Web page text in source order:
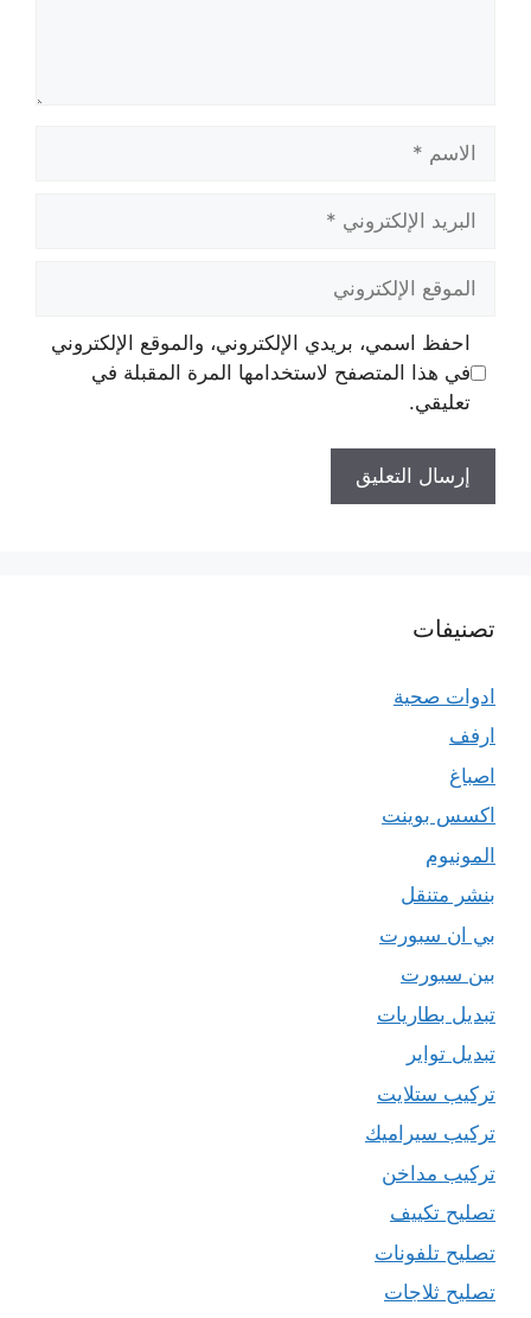
الاسم
البريد
الإلكتروني
الموقع
الإلكتروني
احفظ اسمي، بريدي الإلكتروني، والموقع الإلكتروني
في هذا المتصفح لاستخدامها المرة المقبلة في
تعليقي.
تصنيفات
ادوات صحية
ارفف
اصباغ
اكسس بوينت
المونيوم
بنشر متنقل
بي ان سبورت
بين سبورت
تبديل بطاريات
تبديل تواير
تركيب ستلايت
تركيب سيراميك
تركيب مداخن
تصليح تكييف
تصليح تلفونات
تصليح ثلاجات